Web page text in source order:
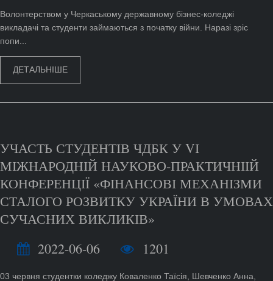
Волонтерством у Черкаському державному бізнес-коледжі
викладачі та студенти займаються з початку війни. Наразі зріс
попи...
ДЕТАЛЬНІШЕ
УЧАСТЬ СТУДЕНТІВ ЧДБК У VІ
МІЖНАРОДНІЙ НАУКОВО-ПРАКТИЧНІІЙ
КОНФЕРЕНЦІЇ «ФІНАНСОВІ МЕХАНІЗМИ
СТАЛОГО РОЗВИТКУ УКРАЇНИ В УМОВАХ
СУЧАСНИХ ВИКЛИКІВ»
2022-06-06
1201
03 червня студентки коледжу Коваленко Таїсія, Шевченко Анна,